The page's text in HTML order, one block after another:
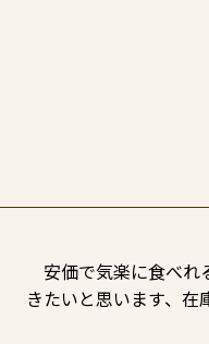
安価で気楽に食べれ
きたいと思います、在